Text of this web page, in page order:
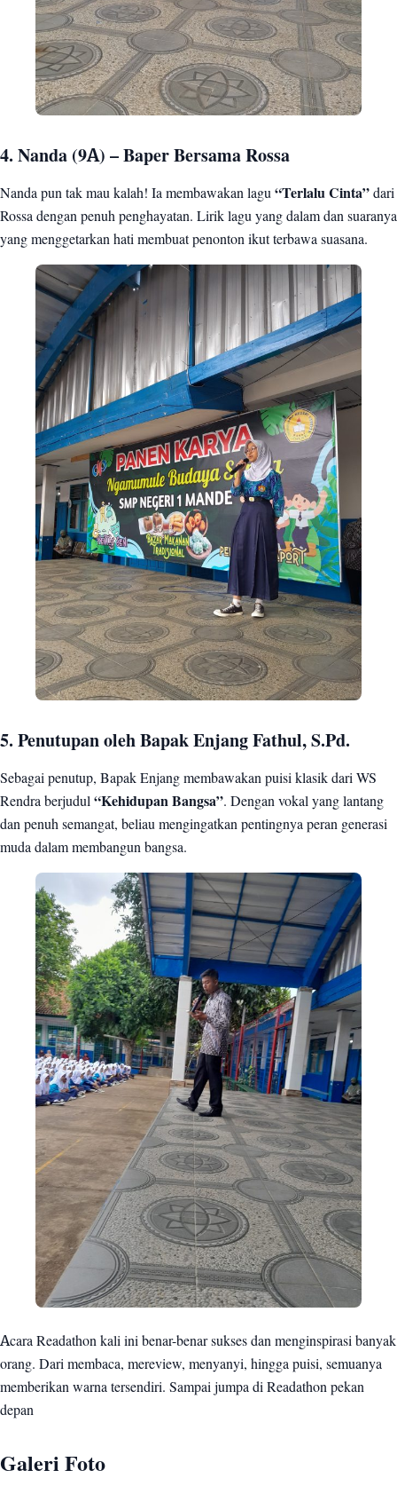
4. Nanda (9A) – Baper Bersama Rossa
Nanda pun tak mau kalah! Ia membawakan lagu “Terlalu Cinta” dari
Rossa dengan penuh penghayatan. Lirik lagu yang dalam dan suaranya
yang menggetarkan hati membuat penonton ikut terbawa suasana.
5. Penutupan oleh Bapak Enjang Fathul, S.Pd.
Sebagai penutup, Bapak Enjang membawakan puisi klasik dari WS
Rendra berjudul “Kehidupan Bangsa”. Dengan vokal yang lantang
dan penuh semangat, beliau mengingatkan pentingnya peran generasi
muda dalam membangun bangsa.
Acara Readathon kali ini benar-benar sukses dan menginspirasi banyak
orang. Dari membaca, mereview, menyanyi, hingga puisi, semuanya
memberikan warna tersendiri. Sampai jumpa di Readathon pekan
depan
Galeri Foto